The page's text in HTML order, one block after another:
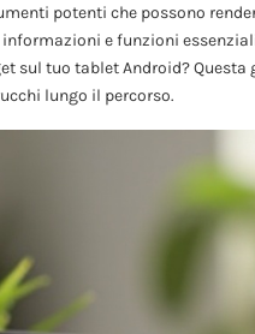
potenti che possono
e funzioni
sul tuo tablet Android?
lungo il percorso.